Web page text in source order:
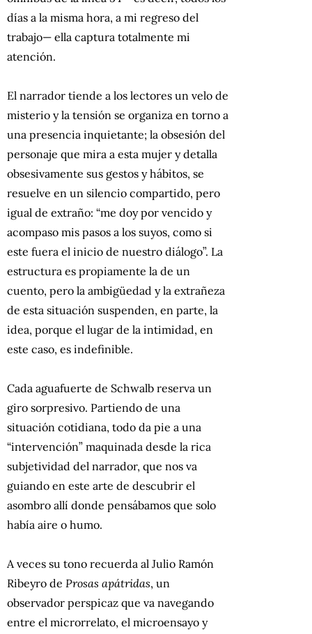
días a la misma hora, a mi regreso del
trabajo— ella captura totalmente mi
atención.
El narrador tiende a los lectores un velo de
misterio y la tensión se organiza en torno a
una presencia inquietante; la obsesión del
personaje que mira a esta mujer y detalla
obsesivamente sus gestos y hábitos, se
resuelve en un silencio compartido, pero
igual de extraño: “me doy por vencido y
acompaso mis pasos a los suyos, como si
este fuera el inicio de nuestro diálogo”. La
estructura es propiamente la de un
cuento, pero la ambigüedad y la extrañeza
de esta situación suspenden, en parte, la
idea, porque el lugar de la intimidad, en
este caso, es indefinible.
Cada aguafuerte de Schwalb reserva un
giro sorpresivo. Partiendo de una
situación cotidiana, todo da pie a una
“intervención” maquinada desde la rica
subjetividad del narrador, que nos va
guiando en este arte de descubrir el
asombro allí donde pensábamos que solo
había aire o humo.
A veces su tono recuerda al Julio Ramón
Ribeyro de Prosas apátridas, un
observador perspicaz que va navegando
entre el microrrelato, el microensayo y